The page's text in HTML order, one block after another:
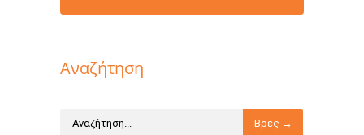
Αναζήτηση